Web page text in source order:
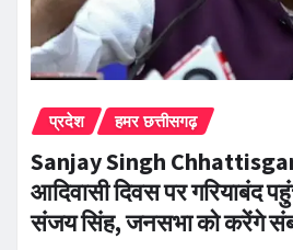
प्रदेश हमर छत्तीसगढ़
Sanjay Singh
आदिवासी दिवस पर गरियाबंद
संजय सिंह, जनसभा को करेंगे